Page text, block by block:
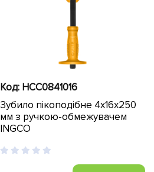
Код: HCC0841016
Зубило пікоподібне 4x16x250
мм з ручкою-обмежувачем
INGCO